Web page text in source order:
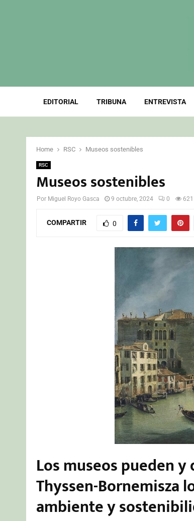
EDITORIAL TRIBUNA ENTREVISTA
Home RSC Museos sostenibles
RSC
Museos sostenibles
Por Miguel Royo Gasca 9 octubre, 2024 0 621
COMPARTIR 0
Los museos pueden
Thyssen-Bornemisza
ambiente y